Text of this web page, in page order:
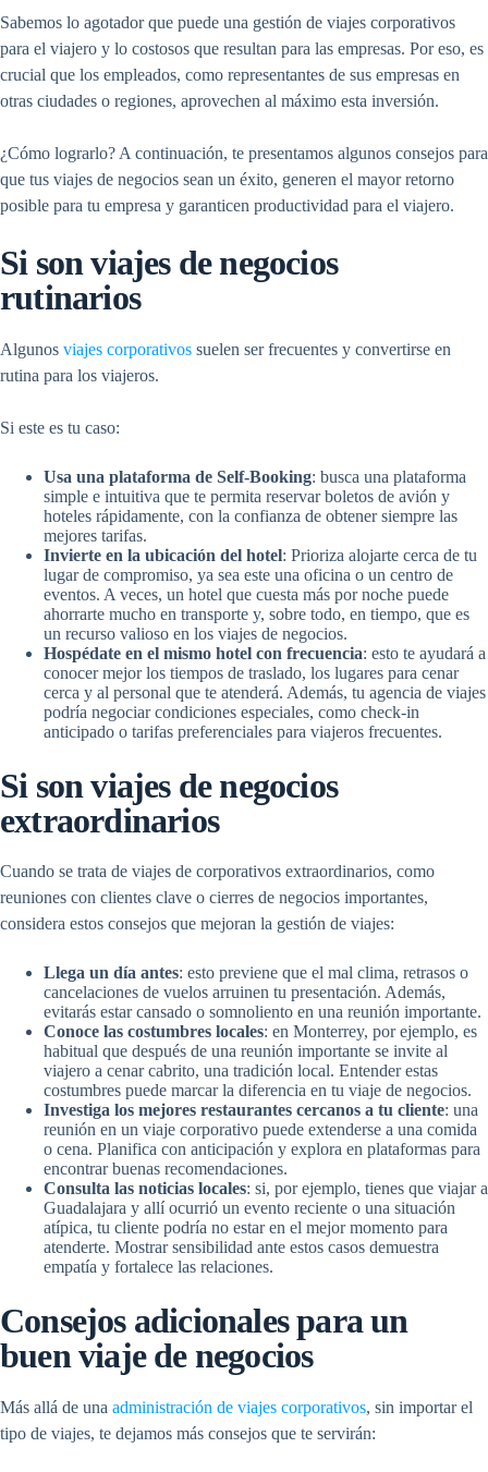
Sabemos lo agotador que puede una gestión de viajes corporativos
para el viajero y lo costosos que resultan para las empresas. Por eso, es
crucial que los empleados, como representantes de sus empresas en
otras ciudades o regiones, aprovechen al máximo esta inversión.
¿Cómo lograrlo? A continuación, te presentamos algunos consejos para
que tus viajes de negocios sean un éxito, generen el mayor retorno
posible para tu empresa y garanticen productividad para el viajero.
Si son viajes de negocios
rutinarios
Algunos viajes corporativos suelen ser frecuentes y convertirse en
rutina para los viajeros.
Si este es tu caso:
Usa una plataforma de Self-Booking: busca una plataforma
simple e intuitiva que te permita reservarboletos de avión y
hoteles rápidamente, con la confianza de obtener siempre las
mejores tarifas.
Invierte en la ubicación del hotel: Prioriza alojarte cerca de tu
lugar de compromiso, ya sea este una oficina o un centro de
eventos. A veces, un hotel que cuesta más por noche puede
ahorrarte mucho en transporte y, sobre todo, en tiempo, que es
un recurso valioso en los viajes de negocios.
Hospédate en el mismo hotel con frecuencia: esto te ayudará a
conocer mejor los tiempos de traslado, los lugares para cenar
cerca y al personal que te atenderá. Además, tu agencia de viajes
podría negociar condiciones especiales, como check-in
anticipado o tarifas preferenciales para viajeros frecuentes.
Si son viajes de negocios
extraordinarios
Cuando se trata de viajes de corporativos extraordinarios, como
reuniones con clientes clave o cierres de negocios importantes,
considera estos consejos que mejoran la gestión de viajes:
Llega un día antes: esto previene que el mal clima, retrasos o
cancelaciones de vuelos arruinen tu presentación. Además,
evitarás estar cansado o somnoliento en una reunión importante.
Conoce las costumbres locales: en Monterrey, por ejemplo, es
habitual que después de una reunión importante se invite al
viajero a cenar cabrito, una tradición local. Entender estas
costumbres puede marcar la diferencia en tu viaje de negocios.
Investiga los mejores restaurantes cercanos a tu cliente: una
reunión en un viaje corporativo puede extenderse a una comida
o cena. Planifica con anticipación y explora en plataformas para
encontrar buenas recomendaciones.
Consulta las noticias locales: si, por ejemplo, tienes que viajar a
Guadalajara y allí ocurrió un evento reciente o una situación
atípica, tu cliente podría no estar en el mejor momento para
atenderte. Mostrar sensibilidad ante estos casos demuestra
empatía y fortalece las relaciones.
Consejos adicionales para un
buenviaje de negocios
Más allá de una administración de viajes corporativos, sin importar el
tipo de viajes, te dejamos más consejos que te servirán: